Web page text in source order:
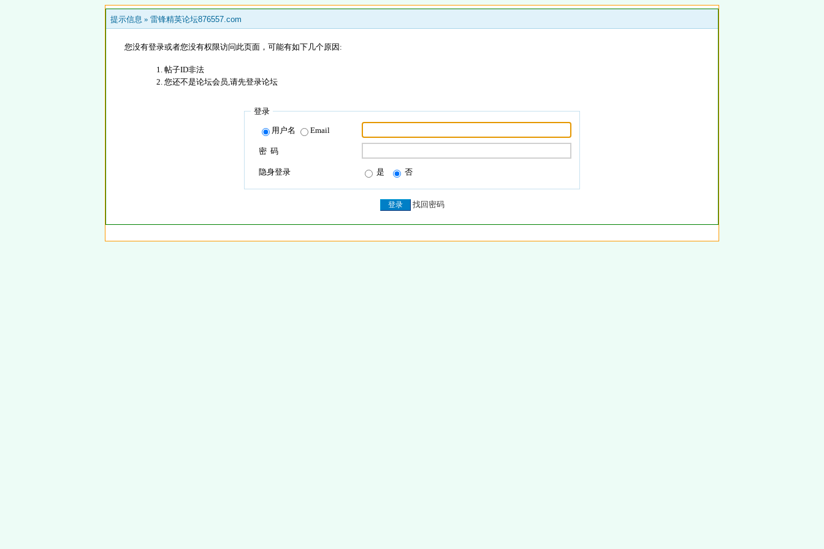
提示信息 » 雷锋精英论坛876557.com
您没有登录或者您没有权限访问此页面，可能有如下几个原因:
帖子ID非法
您还不是论坛会员,请先登录论坛
登录
用户名 Email
密 码
隐身登录 是 否
找回密码